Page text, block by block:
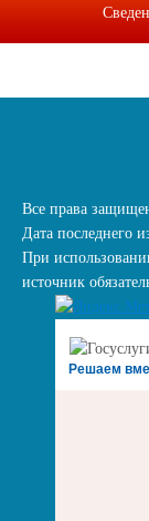
Все права
Дата последнего
При
источник
Решаем